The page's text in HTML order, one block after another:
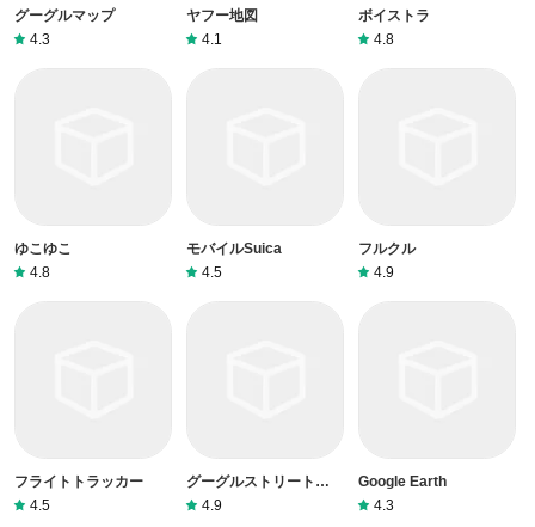
グーグルマップ
4.3
ヤフー地図
4.1
ボイストラ
4.8
ゆこゆこ
4.8
モバイルSuica
4.5
フルクル
4.9
フライトトラッカー
4.5
グーグルストリートビュ
ー 4.9
Google Earth
4.3